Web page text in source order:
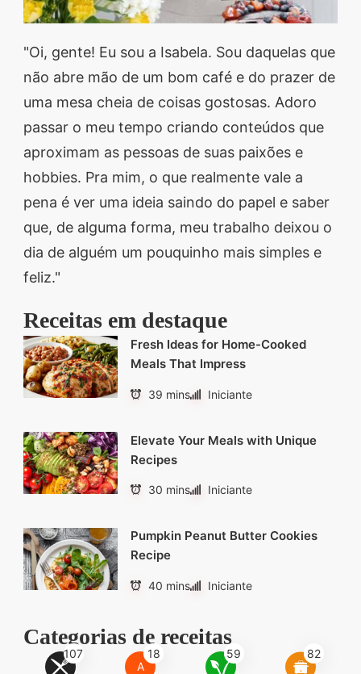
"Oi, gente! Eu sou a Isabela. Sou daquelas que
não abre mão de um bom café e do prazer de
uma mesa cheia de coisas gostosas. Adoro
passar o meu tempo criando conteúdos que
aproximam as pessoas de suas paixões e
hobbies. Pra mim, o que realmente vale a
pena é ver uma ideia saindo do papel e saber
que, de alguma forma, meu trabalho deixou o
dia de alguém um pouquinho mais simples e
feliz."
Receitas em destaque
Fresh Ideas for Home-Cooked
Meals That Impress
39 mins Iniciante
Elevate Your Meals with Unique
Recipes
30 mins Iniciante
Pumpkin Peanut Butter Cookies
Recipe
40 mins Iniciante
Categorias de receitas
107
A
18 59 82